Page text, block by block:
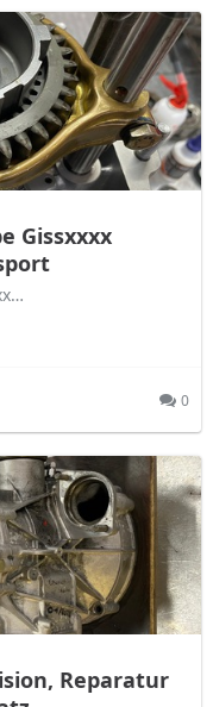
Gissxxxx
0
Reparatur